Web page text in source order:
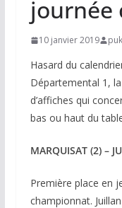
journée
10 janvier 2019 puk
Hasard du
Départemental 1,
d’affiches qui
bas ou haut du
MARQUISAT (2) –
Première place en
championnat.